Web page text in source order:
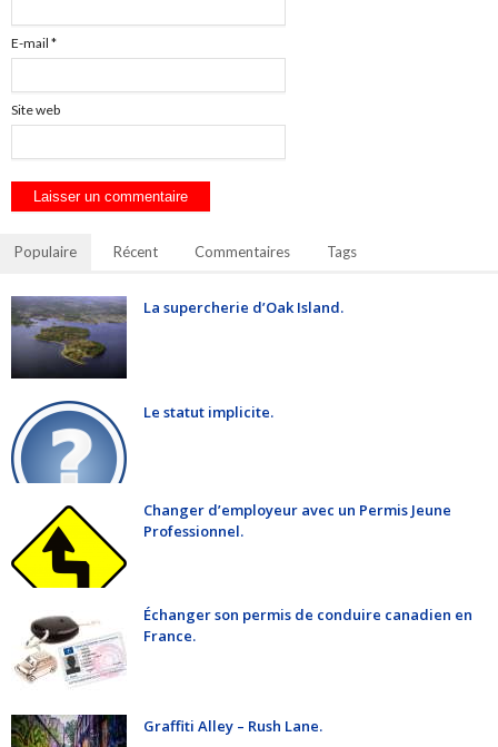
E-mail *
Site web
Populaire Récent Commentaires Tags
La supercherie d’Oak Island.
Le statut implicite.
Changer d’employeur avec un Permis Jeune
Professionnel.
Échanger son permis de conduire canadien en
France.
Graffiti Alley – Rush Lane.